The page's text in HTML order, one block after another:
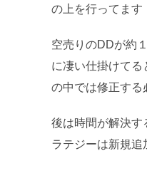
の上を行ってます
空売りのDDが約
に凄い仕掛けて
の中では修正する
後は時間が解決す
ラテジーは新規追